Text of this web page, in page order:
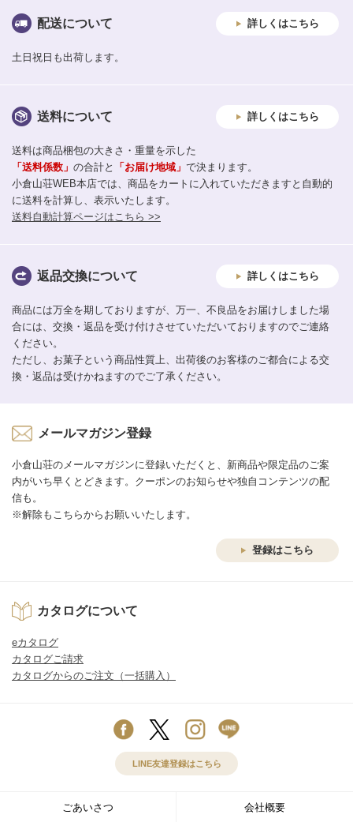
配送について 詳しくはこちら
土日祝日も出荷します。
送料について 詳しくはこちら
送料は商品梱包の大きさ・重量を示した
「送料係数」 の合計と 「お届け地域」 で決まります。
小倉山荘WEB本店では、商品をカートに入れていただきますと自動的
に送料を計算し、表示いたします。
送料自動計算ページはこちら >>
返品交換について 詳しくはこちら
商品には万全を期しておりますが、万一、不良品をお届けしました場
合には、交換・返品を受け付けさせていただいておりますのでご連絡
ください。
ただし、お菓子という商品性質上、出荷後のお客様のご都合による交
換・返品は受けかねますのでご了承ください。
メールマガジン登録
小倉山荘のメールマガジンに登録いただくと、新商品や限定品のご案
内がいち早くとどきます。クーポンのお知らせや独自コンテンツの配
信も。
※解除もこちらからお願いいたします。
登録はこちら
カタログについて
eカタログ
カタログご請求
カタログからのご注文（一括購入）
LINE友達登録はこちら
ごあいさつ 会社概要